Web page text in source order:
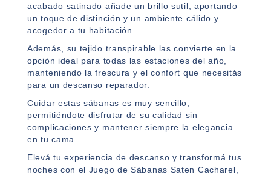
acabado satinado añade un brillo sutil, aportando
un toque de distinción y un ambiente cálido y
acogedor a tu habitación.
Además, su tejido transpirable las convierte en la
opción ideal para todas las estaciones del año,
manteniendo la frescura y el confort que necesitás
para un descanso reparador.
Cuidar estas sábanas es muy sencillo,
permitiéndote disfrutar de su calidad sin
complicaciones y mantener siempre la elegancia
en tu cama.
Elevá tu experiencia de descanso y transformá tus
noches con el Juego de Sábanas Saten Cacharel,